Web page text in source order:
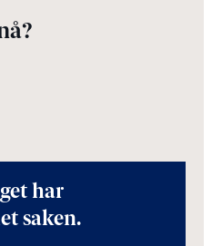
har
saken.